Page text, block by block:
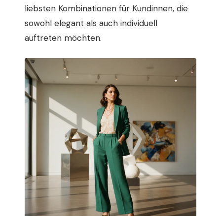
liebsten Kombinationen für Kundinnen, die
sowohl elegant als auch individuell
auftreten möchten.